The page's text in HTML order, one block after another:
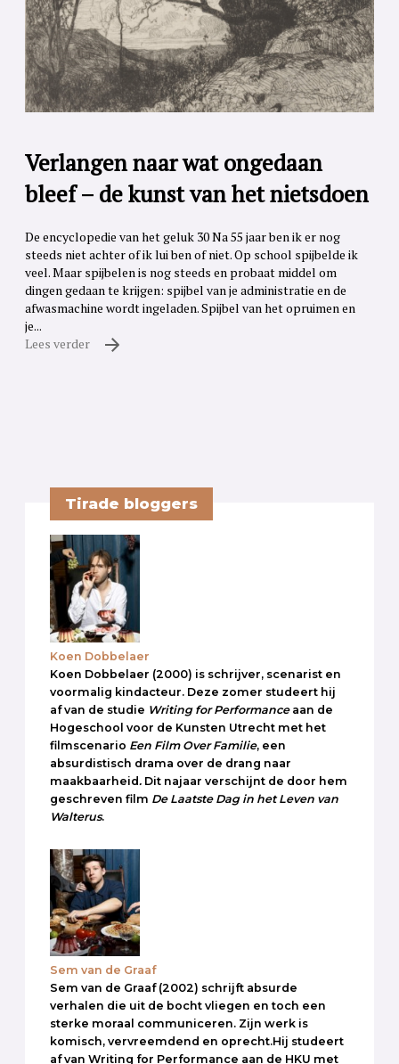
Verlangen naar wat ongedaan
bleef – de kunst van het nietsdoen
De encyclopedie van het geluk 30 Na 55 jaar ben ik er nog
steeds niet achter of ik lui ben of niet. Op school spijbelde ik
veel. Maar spijbelen is nog steeds en probaat middel om
dingen gedaan te krijgen: spijbel van je administratie en de
afwasmachine wordt ingeladen. Spijbel van het opruimen en
je...
Lees verder
Tirade bloggers
Koen Dobbelaer
Koen Dobbelaer (2000) is schrijver, scenarist en
voormalig kindacteur. Deze zomer studeert hij
af van de studie Writing for Performanceaan de
Hogeschool voor de Kunsten Utrecht met het
filmscenario Een Film Over Familie, een
absurdistisch drama over de drang naar
maakbaarheid. Dit najaar verschijnt de door hem
geschreven film De Laatste Dag in het Leven van
Walterus.
Sem van de Graaf
Sem van de Graaf (2002) schrijft absurde
verhalen die uit de bocht vliegen en toch een
sterke moraal communiceren. Zijn werk is
komisch, vervreemdend en oprecht.Hij studeert
af van Writing for Performance aan de HKU met